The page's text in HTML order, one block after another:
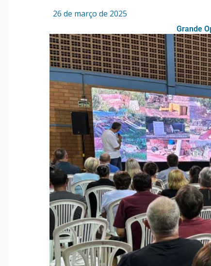
26 de março de 2025
Grande